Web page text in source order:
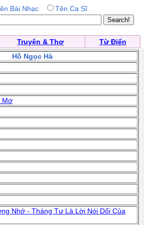
Bài Nhạc Tên Ca Sĩ
Truyện & Thơ
Từ Điển
Hồ Ngọc Hà
Mơ
Nhớ - Tháng Tư Là Lời Nói Dối Của